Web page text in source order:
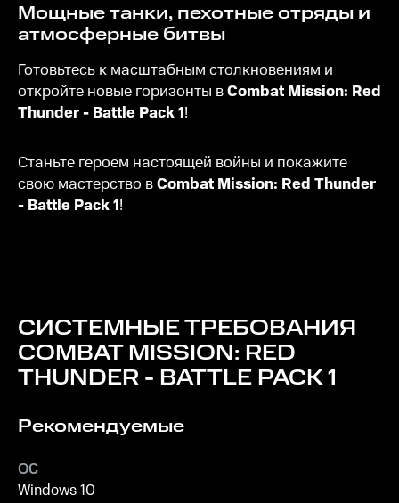
Мощные танки, пехотные отряды и
атмосферные битвы
Готовьтесь к масштабным столкновениям и
откройте новые горизонты вCombat Mission: Red
Thunder - Battle Pack 1!
Станьте героем настоящей войны и покажите
свою мастерство вCombat Mission: Red Thunder
- Battle Pack 1!
СИСТЕМНЫЕ ТРЕБОВАНИЯ
COMBAT MISSION: RED
THUNDER - BATTLE PACK 1
Рекомендуемые
ОС
Windows 10